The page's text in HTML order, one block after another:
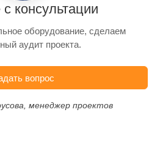
консультации
оборудование, сделаем
аудит проекта.
вопрос
менеджер проектов